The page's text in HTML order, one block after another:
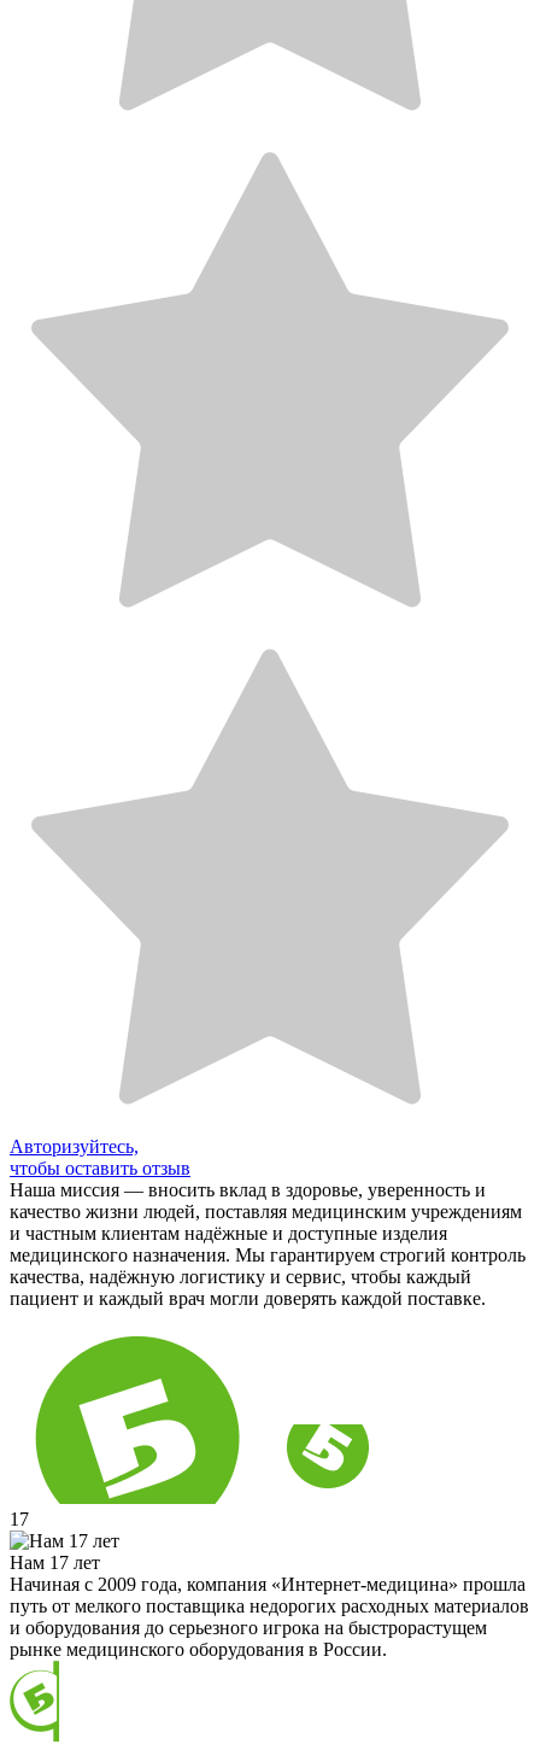
Авторизуйтесь,
чтобы оставить отзыв
Наша миссия — вносить вклад в здоровье, уверенность и
качество жизни людей, поставляя медицинским учреждениям
и частным клиентам надёжные и доступные изделия
медицинского назначения. Мы гарантируем строгий контроль
качества, надёжную логистику и сервис, чтобы каждый
пациент и каждый врач могли доверять каждой поставке.
17
Нам 17 лет
Начиная с 2009 года, компания «Интернет-медицина» прошла
путь от мелкого поставщика недорогих расходных материалов
и оборудования до серьезного игрока на быстрорастущем
рынке медицинского оборудования в России.